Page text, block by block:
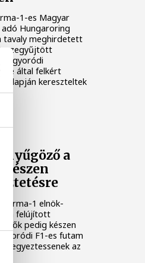
1-es Magyar
Hungaroring
tavaly meghirdetett
által felkért
alapján kereszteltek
a
Forma-1 elnök-
a felújított
ők pedig készen
F1-es futam
egyeztessenek az